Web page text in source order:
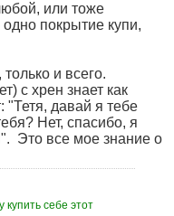
или тоже
покрытие купи,
и всего.
с хрен знает как
давай я тебе
Нет, спасибо, я
Это все мое знание о
себе этот